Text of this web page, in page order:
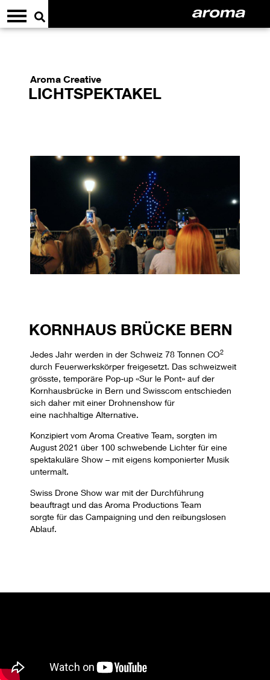
Aroma Creative
LICHTSPEKTAKEL
KORNHAUS BRÜCKE BERN
Jedes Jahr werden in der Schweiz 78 Tonnen CO2
durch Feuerwerkskörper freigesetzt. Das schweizweit
grösste, temporäre Pop-up «Sur le Pont» auf der
Kornhausbrücke in Bern und Swisscom entschieden
sich daher mit einer Drohnenshow für
eine nachhaltige Alternative.
Konzipiert vom Aroma Creative Team, sorgten im
August 2021 über 100 schwebende Lichter für eine
spektakuläre Show – mit eigens komponierter Musik
untermalt.
Swiss Drone Show war mit der Durchführung
beauftragt und das Aroma Productions Team
sorgte für das Campaigning und den reibungslosen
Ablauf.